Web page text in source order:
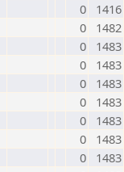
0
1416
0
1482
0
1483
0
1483
0
1483
0
1483
0
1483
0
1483
0
1483